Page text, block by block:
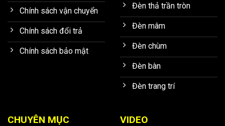
Chính sách vận chuyển
Chính sách đổi trả
Chính sách bảo mật
Đèn thả trần tròn
Đèn mâm
Đèn chùm
Đèn bàn
Đèn trang trí
CHUYÊN MỤC VIDEO